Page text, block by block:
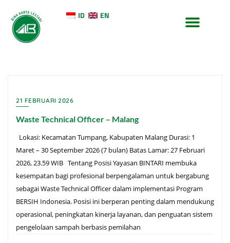
ID EN
21 FEBRUARI 2026
Waste Technical Officer – Malang
Lokasi: Kecamatan Tumpang, Kabupaten Malang Durasi: 1
Maret – 30 September 2026 (7 bulan) Batas Lamar: 27 Februari
2026, 23.59 WIB Tentang Posisi Yayasan BINTARI membuka
kesempatan bagi profesional berpengalaman untuk bergabung
sebagai Waste Technical Officer dalam implementasi Program
BERSIH Indonesia. Posisi ini berperan penting dalam mendukung
operasional, peningkatan kinerja layanan, dan penguatan sistem
pengelolaan sampah berbasis pemilahan